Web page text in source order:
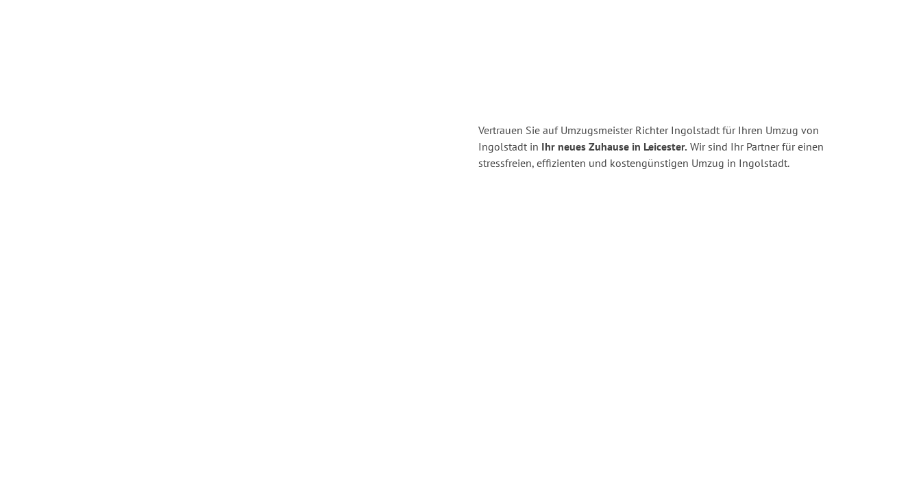
Vertrauen Sie auf Umzugsmeister Richter Ingolstadt für Ihren Umzug von
Ingolstadt in Ihr neues Zuhause in Leicester. Wir sind Ihr Partner für einen
stressfreien, effizienten und kostengünstigen Umzug in Ingolstadt.